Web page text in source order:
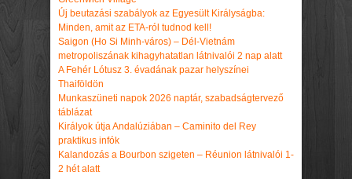
Új beutazási szabályok az Egyesült Királyságba:
Minden, amit az ETA-ról tudnod kell!
Saigon (Ho Si Minh-város) – Dél-Vietnám
metropoliszának kihagyhatatlan látnivalói 2 nap alatt
A Fehér Lótusz 3. évadának pazar helyszínei
Thaiföldön
Munkaszüneti napok 2026 naptár, szabadságtervező
táblázat
Királyok útja Andalúziában – Caminito del Rey
praktikus infók
Kalandozás a Bourbon szigeten – Réunion látnivalói 1-
2 hét alatt